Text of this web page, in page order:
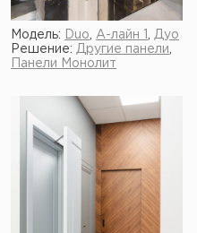
Модель: Duo А-лайн 1
Дуо
Решение: Другие панели
Панели Монолит